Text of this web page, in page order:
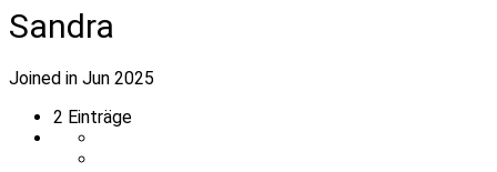
Sandra
Joined in Jun 2025
2 Einträge